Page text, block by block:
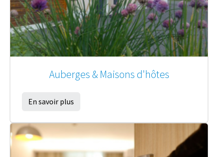
Auberges & Maisons d'hôtes
En savoir plus